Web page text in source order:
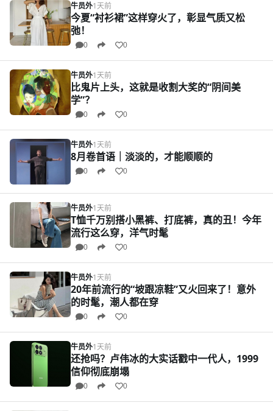
牛员外1天前
今夏“衬衫裙”这样穿火了，彰显气质又松
弛！
0 0
牛员外1天前
比鬼片上头，这就是收割大奖的“阴间美
学”？
0 0
牛员外1天前
8月卷首语｜淡淡的，才能顺顺的
0 0
牛员外1天前
T恤千万别搭小黑裤、打底裤，真的丑！今年
流行这么穿，洋气时髦
0 0
牛员外1天前
20年前流行的“坡跟凉鞋”又火回来了！意外
的时髦，潮人都在穿
0 0
牛员外1天前
还抢吗？卢伟冰的大实话戳中一代人，1999
信仰彻底崩塌
0 0